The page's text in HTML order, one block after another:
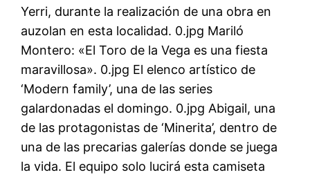
Yerri, durante la realización de una obra en
auzolan en esta localidad. 0.jpg Mariló
Montero: «El Toro de la Vega es una fiesta
maravillosa». 0.jpg El elenco artístico de
‘Modern family’, una de las series
galardonadas el domingo. 0.jpg Abigail, una
de las protagonistas de ‘Minerita’, dentro de
una de las precarias galerías donde se juega
la vida. El equipo solo lucirá esta camiseta